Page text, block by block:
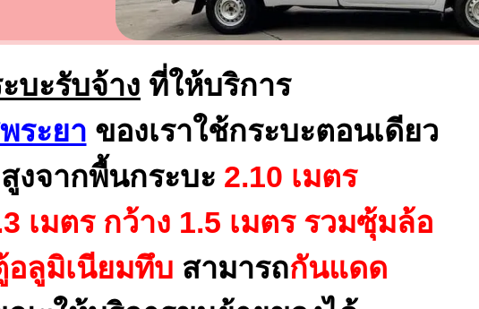
บะรับจ้าง ที่ให้บริการ
ระยา ของเราใช้กระบะตอนเดียว
งจากพื้นกระบะ 2.10 เมตร
เมตร กว้าง 1.5 เมตร รวมซุ้มล้อ
อลูมิเนียมทึบ สามารถกันแดด